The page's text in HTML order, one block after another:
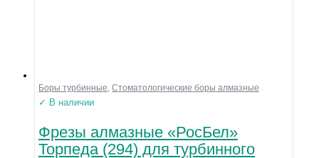
Боры турбинные, Стоматологические боры алмазные
✓ В наличии
Фрезы алмазные «РосБел»
Торпеда (294) для турбинного